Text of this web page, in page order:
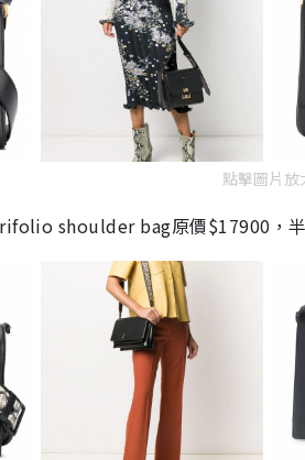
點擊圖片放
shoulder bag原價$17900，半